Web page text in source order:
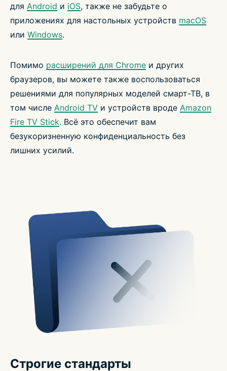
для Android и iOS, также не забудьте о
приложениях для настольных устройств macOS
или Windows.
Помимо расширений для Chrome и других
браузеров, вы можете также воспользоваться
решениями для популярных моделей смарт-ТВ, в
том числе Android TV и устройств вроде Amazon
Fire TV Stick. Всё это обеспечит вам
безукоризненную конфиденциальность без
лишних усилий.
Строгие стандарты